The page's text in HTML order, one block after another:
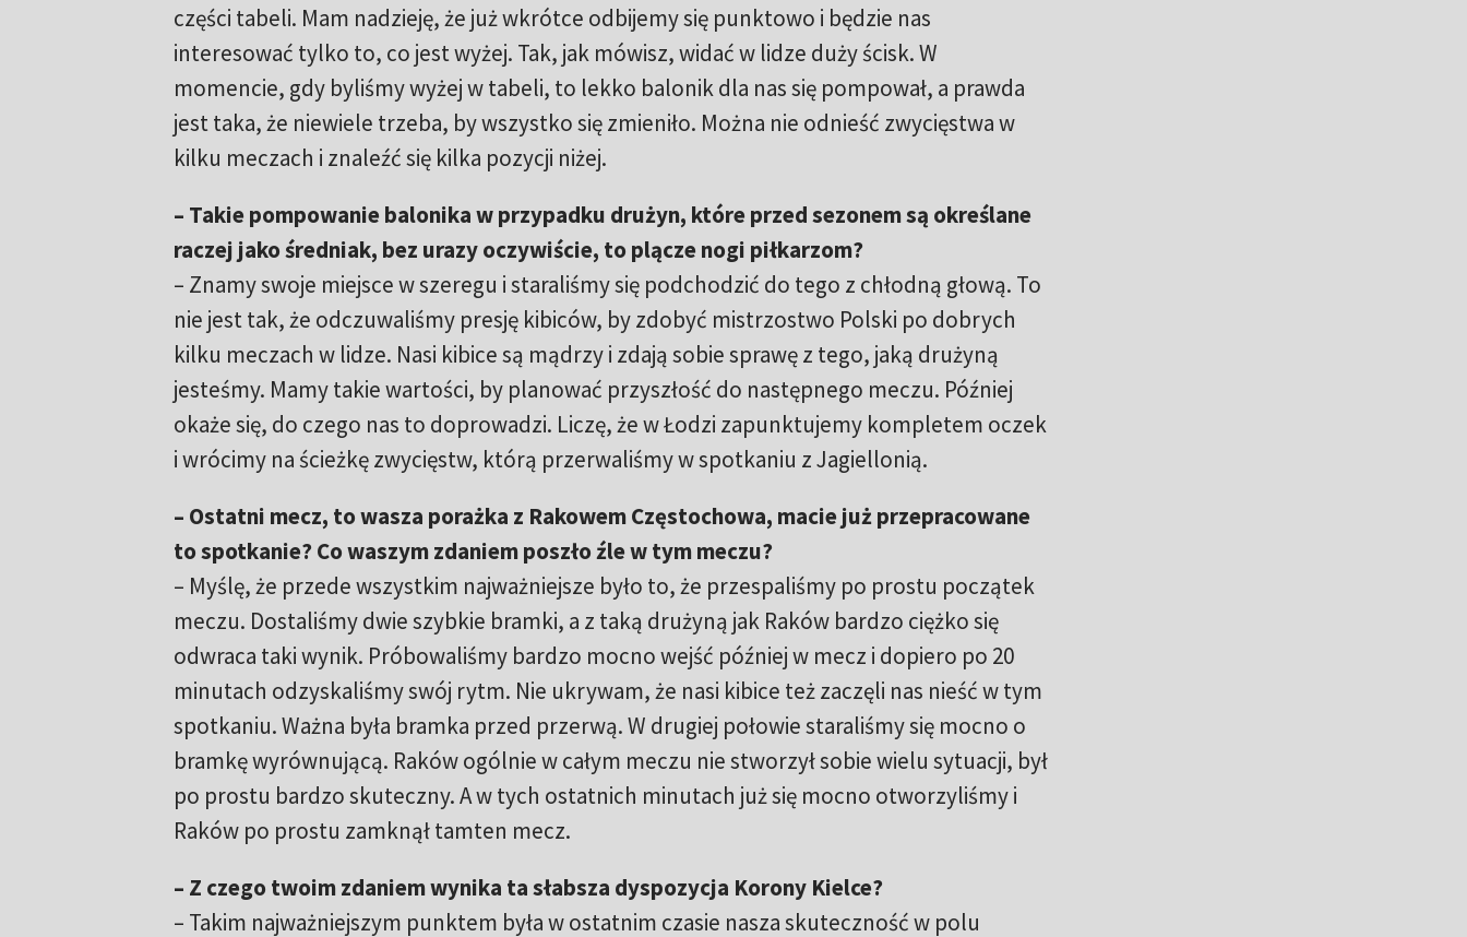
części tabeli. Mam nadzieję, że już wkrótce odbijemy się punktowo i będzie nas
interesować tylko to, co jest wyżej. Tak, jak mówisz, widać w lidze duży ścisk. W
momencie, gdy byliśmy wyżej w tabeli, to lekko balonik dla nas się pompował, a prawda
jest taka, że niewiele trzeba, by wszystko się zmieniło. Można nie odnieść zwycięstwa w
kilku meczach i znaleźć się kilka pozycji niżej.
– Takie pompowanie balonika w przypadku drużyn, które przed sezonem są określane
raczej jako średniak, bez urazy oczywiście, to plącze nogi piłkarzom?
– Znamy swoje miejsce w szeregu i staraliśmy się podchodzić do tego z chłodną głową. To
nie jest tak, że odczuwaliśmy presję kibiców, by zdobyć mistrzostwo Polski po dobrych
kilku meczach w lidze. Nasi kibice są mądrzy i zdają sobie sprawę z tego, jaką drużyną
jesteśmy. Mamy takie wartości, by planować przyszłość do następnego meczu. Później
okaże się, do czego nas to doprowadzi. Liczę, że w Łodzi zapunktujemy kompletem oczek
i wrócimy na ścieżkę zwycięstw, którą przerwaliśmy w spotkaniu z Jagiellonią.
– Ostatni mecz, to wasza porażka z Rakowem Częstochowa, macie już przepracowane
to spotkanie? Co waszym zdaniem poszło źle w tym meczu?
– Myślę, że przede wszystkim najważniejsze było to, że przespaliśmy po prostu początek
meczu. Dostaliśmy dwie szybkie bramki, a z taką drużyną jak Raków bardzo ciężko się
odwraca taki wynik. Próbowaliśmy bardzo mocno wejść później w mecz i dopiero po 20
minutach odzyskaliśmy swój rytm. Nie ukrywam, że nasi kibice też zaczęli nas nieść w tym
spotkaniu. Ważna była bramka przed przerwą. W drugiej połowie staraliśmy się mocno o
bramkę wyrównującą. Raków ogólnie w całym meczu nie stworzył sobie wielu sytuacji, był
po prostu bardzo skuteczny. A w tych ostatnich minutach już się mocno otworzyliśmy i
Raków po prostu zamknął tamten mecz.
– Z czego twoim zdaniem wynika ta słabsza dyspozycja Korony Kielce?
– Takim najważniejszym punktem była w ostatnim czasie nasza skuteczność w polu